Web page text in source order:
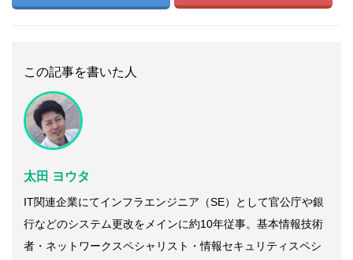
この記事を書いた人
太田 ヨウタ
IT関連企業にてインフラエンジニア（SE）として官公庁や銀
行などのシステム更改をメインに約10年従事。基本情報技術
者・ネットワークスペシャリスト・情報セキュリティスペシ